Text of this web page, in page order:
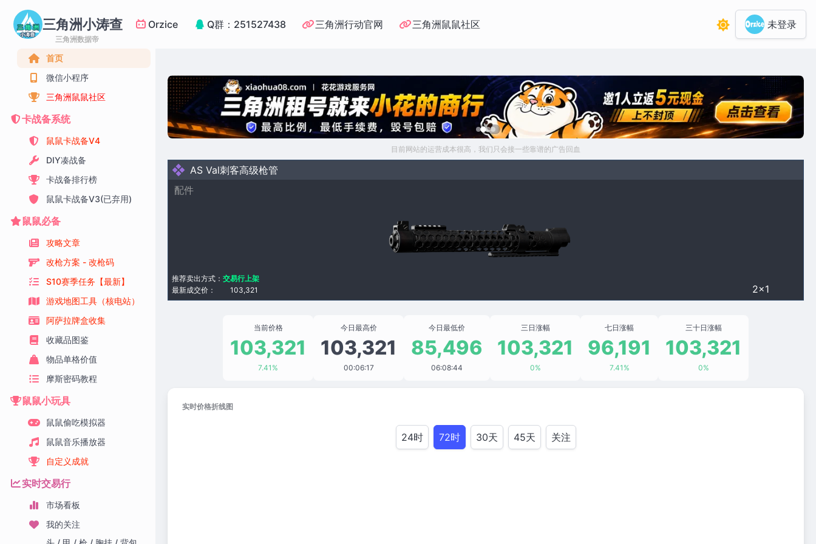
三角洲小涛查
三角洲数据帝
Orzice Q群：251527438 三角洲行动官网 三角洲鼠鼠社区 未登录
首页
微信小程序
三角洲鼠鼠社区
卡战备系统
鼠鼠卡战备V4
DIY凑战备
卡战备排行榜
鼠鼠卡战备V3(已弃用)
鼠鼠必备
攻略文章
改枪方案 - 改枪码
S10赛季任务【最新】
游戏地图工具（核电站）
阿萨拉牌盒收集
收藏品图鉴
物品单格价值
摩斯密码教程
鼠鼠小玩具
鼠鼠偷吃模拟器
鼠鼠音乐播放器
自定义成就
实时交易行
市场看板
我的关注
目前网站的运营成本很高，我们只会接一些靠谱的广告回血
AS Val刺客高级枪管
配件
2×1
最新成交价： 103,321
推荐卖出方式： 交易行上架
当前价格
103,321
7.41%
今日最高价
103,321
00:06:17
今日最低价
85,496
06:08:44
三日涨幅
103,321
0%
七日涨幅
96,191
7.41%
三十日涨幅
103,321
0%
实时价格折线图
24时 72时 30天 45天 关注